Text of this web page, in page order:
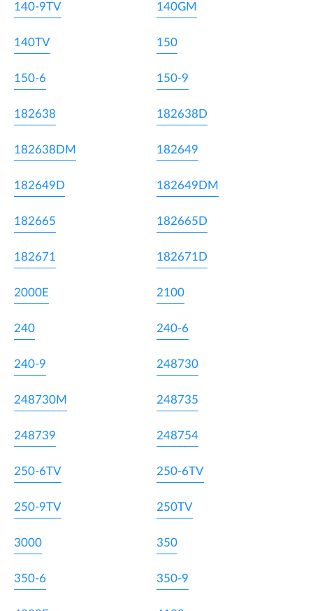
140-9TV 140GM
140TV 150
150-6 150-9
182638 182638D
182638DM 182649
182649D 182649DM
182665 182665D
182671 182671D
2000E 2100
240 240-6
240-9 248730
248730M 248735
248739 248754
250-6TV 250-6TV
250-9TV 250TV
3000 350
350-6 350-9